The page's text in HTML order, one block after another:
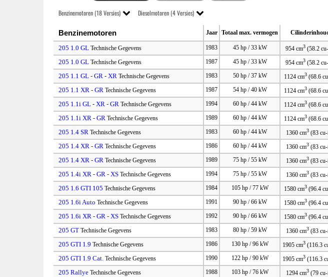
Benzinemotoren (18 Versies) Dieselmotoren (4 Versies)
Benzinemotoren Jaar Totaal max. vermogen
205 1.0 GL Technische Gegevens 1983 45 hp / 33 kW 954 cm3(58.2
205 1.0 GL Technische Gegevens 1987 45 hp / 33 kW 954 cm3(58.2
205 1.1 GL - GR - XR Technische Gegevens 1983 50 hp / 37 kW 1124 cm3(68.6
205 1.1 XR - GR Technische Gegevens 1987 54 hp / 40 kW 1124 cm3(68.6
205 1.1i GL - XR - GR Technische Gegevens 1994 60 hp / 44 kW 1124 cm3(68.6
205 1.1i XR - GR Technische Gegevens 1989 60 hp / 44 kW 1124 cm3(68.6
205 1.4 SR Technische Gegevens 1983 60 hp / 44 kW 1360 cm3 (83
205 1.4 XR - GR Technische Gegevens 1986 60 hp / 44 kW 1360 cm3 (83
205 1.4 XR - GR Technische Gegevens 1989 75 hp / 55 kW 1360 cm3 (83
205 1.4i XR - GR - XS Technische Gegevens 1994 75 hp / 55 kW 1360 cm3 (83
205 1.6 GTI 105 Technische Gegevens 1984 105 hp / 77 kW 1580 cm3(96.4
205 1.6i Auto Technische Gegevens 1991 90 hp / 66 kW 1580 cm3(96.4
205 1.6i XR - GR - XS Technische Gegevens 1992 90 hp / 66 kW 1580 cm3(96.4
205 GT Technische Gegevens 1983 80 hp / 59 kW 1360 cm3 (83
205 GTI 1.9 Technische Gegevens 1986 130 hp / 96 kW 1905 cm3(116.3
205 GTI 1.9 Cat. Technische Gegevens 1990 122 hp / 90 kW 1905 cm3(116.3
205 Rallye Technische Gegevens 1988 103 hp / 76 kW 1294 cm3 (79